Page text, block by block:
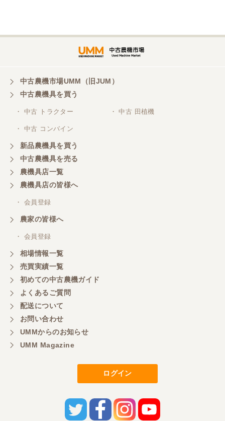
株式会社トミタモータース
三重県／株式会社 ケイ・エス・エンタープライズ
中古農機市場UMM（旧JUM）
中古農機具を買う
・ 中古 トラクター ・ 中古 田植機
・ 中古 コンバイン
新品農機具を買う
中古農機具を売る
農機具店一覧
農機具店の皆様へ
・ 会員登録
農家の皆様へ
・ 会員登録
相場情報一覧
売買実績一覧
初めての中古農機ガイド
よくあるご質問
配送について
お問い合わせ
UMMからのお知らせ
UMM Magazine
ログイン